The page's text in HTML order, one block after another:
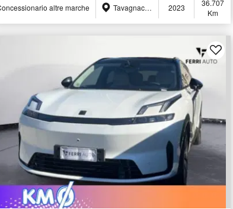
altre marche Tavagnacco (UD) 2023
36.707
Km